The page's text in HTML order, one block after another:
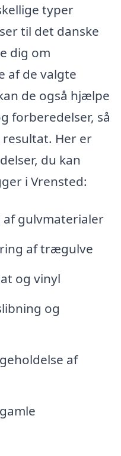
typer
til det danske
dig om
af de valgte
de også hjælpe
forberedelser, så
Her er
du kan
i Vrensted:
af gulvmaterialer
af trægulve
og vinyl
og
af